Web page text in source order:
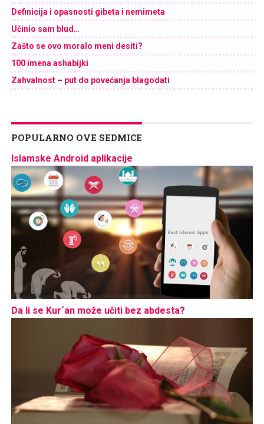
Definicija i opasnosti gibeta i nemimeta
Učinio sam blud…
Zašto se ovo moralo meni desiti?
100 imena ashabijki
Zahvalnost – put do povećanja blagodati
POPULARNO OVE SEDMICE
Islamske Android aplikacije
Da li se Kur´an može učiti bez abdesta?